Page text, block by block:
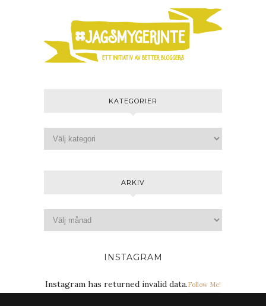
KATEGORIER
ARKIV
INSTAGRAM
Instagram has returned invalid data.Follow Me!